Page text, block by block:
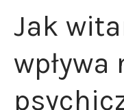
Jak
wpływa